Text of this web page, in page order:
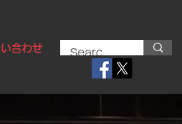
合わせ